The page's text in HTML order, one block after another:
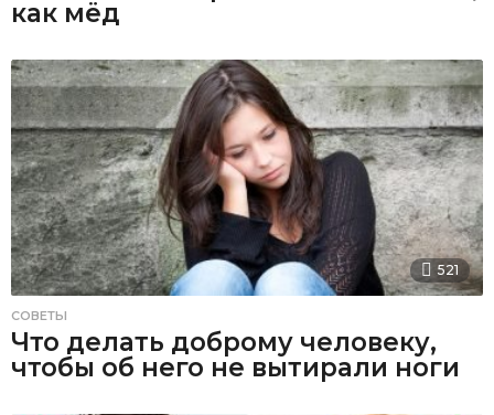
как мёд
521
СОВЕТЫ
Что делать доброму человеку,
чтобы об него не вытирали ноги